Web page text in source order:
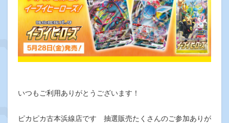
いつもご利用ありがとうございます！
ピカピカ古本浜線店です 抽選販売たくさんのご参加ありが